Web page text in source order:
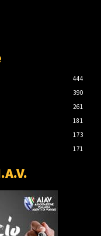
444
390
261
181
173
171